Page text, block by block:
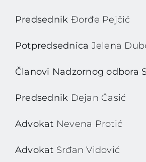
Predsednik Đorđe Pejčić
Potpredsednica Jelena
Članovi Nadzornog odbora
Predsednik Dejan Ćasić
Advokat Nevena Protić
Advokat Srđan Vidović